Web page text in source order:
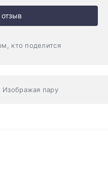
кто поделится
Изображая пару